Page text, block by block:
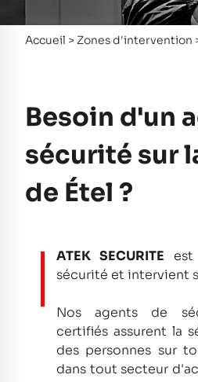
Accueil > Zones d'intervention
Besoin d'un
sécurité sur
de Étel ?
ATEK SECURITE est
sécurité et intervient
Nos agents de
certifiés assurent la
des personnes sur
dans tout secteur